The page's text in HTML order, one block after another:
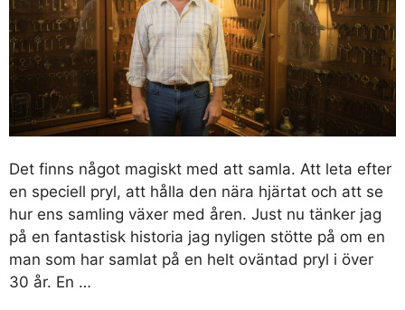
Det finns något magiskt med att samla. Att leta efter
en speciell pryl, att hålla den nära hjärtat och att se
hur ens samling växer med åren. Just nu tänker jag
på en fantastisk historia jag nyligen stötte på om en
man som har samlat på en helt oväntad pryl i över
30 år. En …